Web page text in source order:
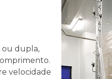
ou dupla,
velocidade